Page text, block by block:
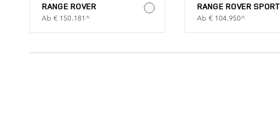
RANGE ROVER
Ab € 150.181^
RANGE ROVER SPORT
Ab € 104.950^